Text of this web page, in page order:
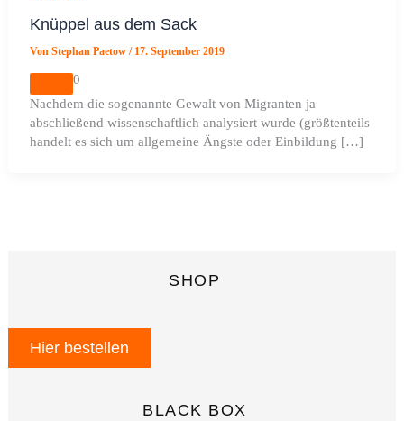
Knüppel aus dem Sack
VonStephan Paetow/ 17. September 2019
0
Nachdem die sogenannte Gewalt von Migranten ja
abschließend wissenschaftlich analysiert wurde (größtenteils
handelt es sich um allgemeine Ängste oder Einbildung […]
SHOP
Hier bestellen
BLACK BOX